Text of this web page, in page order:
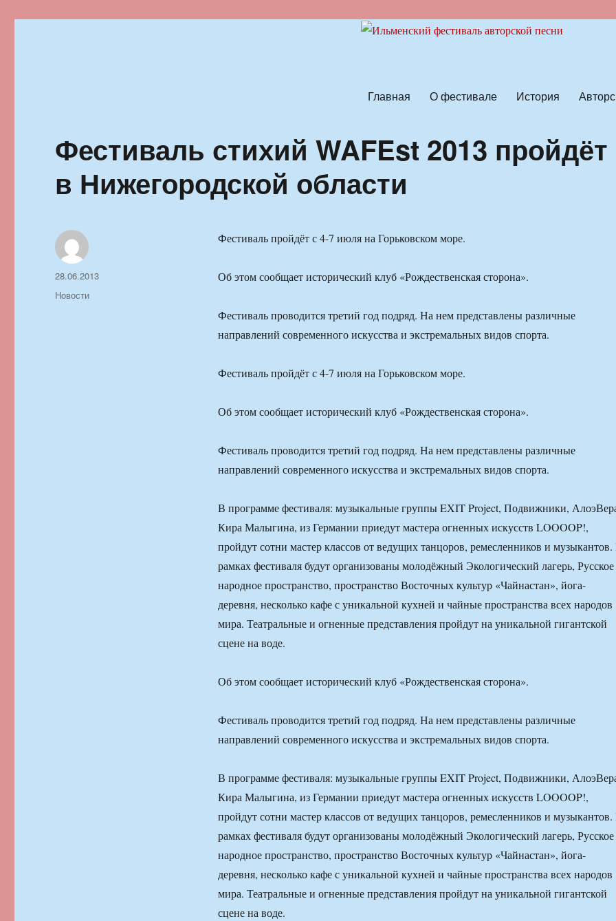
Главная О фестивале История
Фестиваль стихий WAFEst 2013 пройдёт
в Нижегородской области
Фестиваль пройдёт с 4-7 июля на Горьковском море.
Об этом сообщает исторический клуб «Рождественская сторона».
Фестиваль проводится третий год подряд. На нем представлены различные
направлений современного искусства и экстремальных видов спорта.
Фестиваль пройдёт с 4-7 июля на Горьковском море.
Об этом сообщает исторический клуб «Рождественская сторона».
Фестиваль проводится третий год подряд. На нем представлены различные
направлений современного искусства и экстремальных видов спорта.
В программе фестиваля: музыкальные группы EXIT Project, Подвижники,
Кира Малыгина, из Германии приедут мастера огненных искусств LOOOOP!,
пройдут сотни мастер классов от ведущих танцоров, ремесленников и
рамках фестиваля будут организованы молодёжный Экологический лагерь, Русское
народное пространство, пространство Восточных культур «Чайнастан», йога-
деревня, несколько кафе с уникальной кухней и чайные пространства всех народов
мира. Театральные и огненные представления пройдут на уникальной гигантской
сцене на воде.
Об этом сообщает исторический клуб «Рождественская сторона».
Фестиваль проводится третий год подряд. На нем представлены различные
направлений современного искусства и экстремальных видов спорта.
В программе фестиваля: музыкальные группы EXIT Project, Подвижники,
Кира Малыгина, из Германии приедут мастера огненных искусств LOOOOP!,
пройдут сотни мастер классов от ведущих танцоров, ремесленников и
рамках фестиваля будут организованы молодёжный Экологический лагерь, Русское
народное пространство, пространство Восточных культур «Чайнастан», йога-
деревня, несколько кафе с уникальной кухней и чайные пространства всех народов
мира. Театральные и огненные представления пройдут на уникальной гигантской
сцене на воде.
Автор
Опубликовано
28.06.2013
Рубрики
Новости